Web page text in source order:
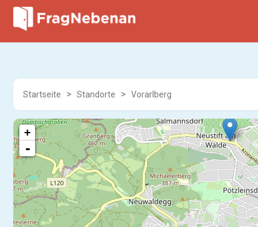
Startseite Standorte Vorarlberg
+
-